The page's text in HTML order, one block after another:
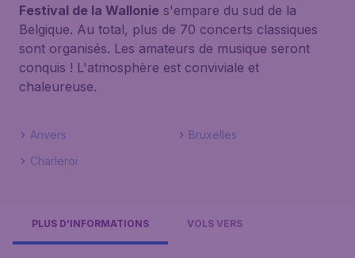
Festival de la Wallonie s'empare du sud de la
Belgique. Au total, plus de 70 concerts classiques
sont organisés. Les amateurs de musique seront
conquis ! L'atmosphère est conviviale et
chaleureuse.
Anvers
Bruxelles
Charleroi
PLUS D'INFORMATIONS VOLS VERS